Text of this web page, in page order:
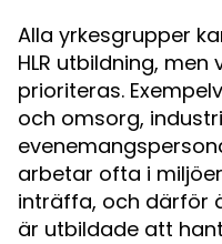
Alla yrkesgrupper
HLR utbildning,
prioriteras.
och omsorg,
arbetar ofta i
inträffa, och därför
är utbildade att